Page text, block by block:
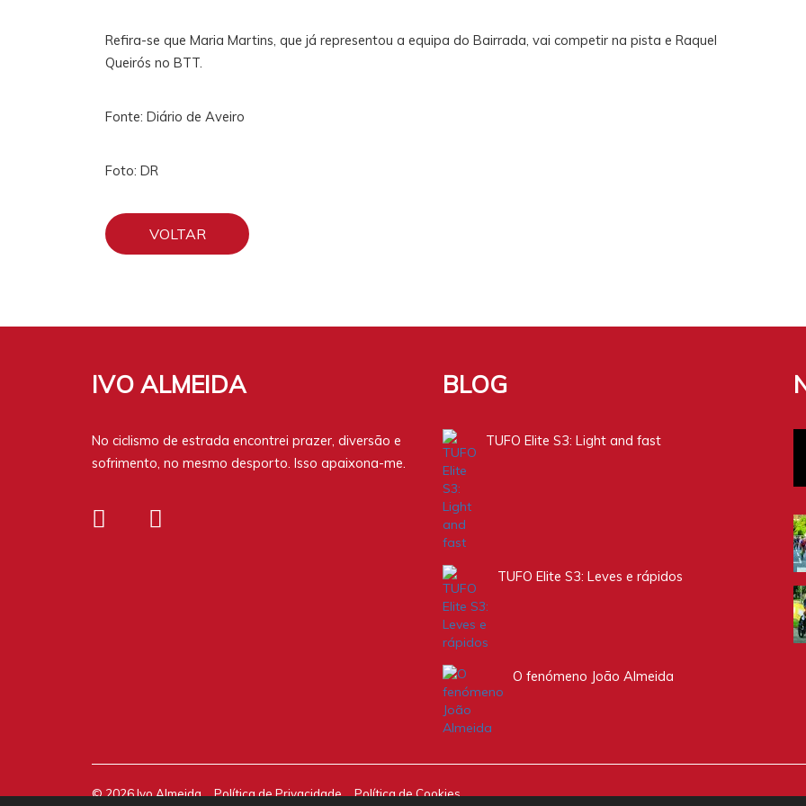
Refira-se que Maria Martins, que já representou a equipa do Bairrada, vai competir na pista e Raquel
Queirós no BTT.
Fonte: Diário de Aveiro
Foto: DR
VOLTAR
IVO ALMEIDA
No ciclismo de estrada encontrei prazer, diversão e
sofrimento, no mesmo desporto. Isso apaixona-me.
BLOG
TUFO Elite S3: Light and fast
TUFO Elite S3: Leves e rápidos
O fenómeno João Almeida
© 2026 Ivo Almeida Política de Privacidade Política de Cookies